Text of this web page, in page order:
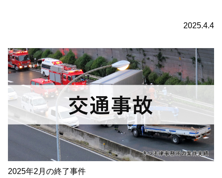
2025.4.4
2025年2月の終了事件